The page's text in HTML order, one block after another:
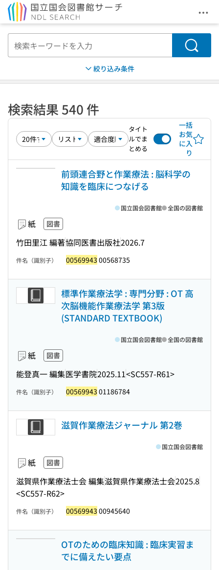
メ
検索
絞り込み条件
検索結果 540 件
タイト
ルでま
とめる
一括
お気
に入
り
前頭連合野と作業療法 : 脳科学の
知識を臨床につなげる
紙 図書
竹田里江 編著協同医書出版社2026.7
国立国会図書館 全国の図書館
件名（識別子） 00569943 00568735
標準作業療法学 : 専門分野 : OT 高
次脳機能作業療法学 第3版
(STANDARD TEXTBOOK)
紙 図書
能登真一 編集医学書院2025.11<SC557-R61>
国立国会図書館 全国の図書館
件名（識別子） 00569943 01186784
滋賀作業療法ジャーナル 第2巻
紙 図書
滋賀県作業療法士会 編集滋賀県作業療法士会2025.8
<SC557-R62>
国立国会図書館
件名（識別子） 00569943 00945640
OTのための臨床知識 : 臨床実習ま
でに備えたい要点